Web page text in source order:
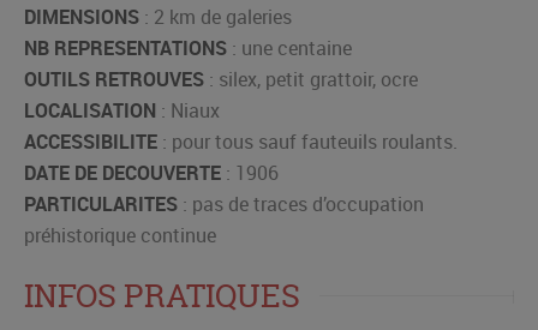
DIMENSIONS : 2 km de galeries
NB REPRESENTATIONS : une centaine
OUTILS RETROUVES : silex, petit grattoir, ocre
LOCALISATION : Niaux
ACCESSIBILITE : pour tous sauf fauteuils roulants.
DATE DE DECOUVERTE : 1906
PARTICULARITES : pas de traces d’occupation
préhistorique continue
INFOS PRATIQUES